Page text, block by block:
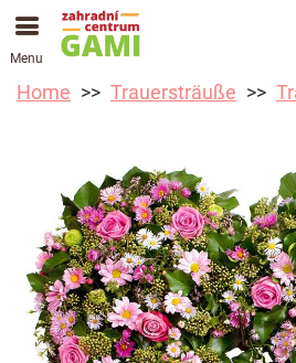
Menu
Home Trauersträuße